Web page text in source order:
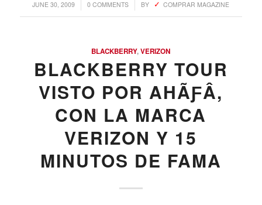
JUNE 30, 2009
/ 0 COMMENTS
/ BY COMPRAR MAGAZINE
BLACKBERRY,VERIZON
BLACKBERRY TOUR
VISTO POR AHÃƑÂ­,
CON LA MARCA
VERIZON Y 15
MINUTOS DE FAMA